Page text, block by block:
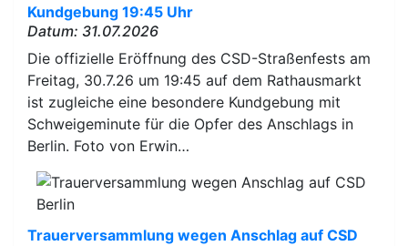
Kundgebung 19:45 Uhr
Datum: 31.07.2026
Die offizielle Eröffnung des CSD-Straßenfests am
Freitag, 30.7.26 um 19:45 auf dem Rathausmarkt
ist zugleiche eine besondere Kundgebung mit
Schweigeminute für die Opfer des Anschlags in
Berlin. Foto von Erwin…
Trauerversammlung wegen Anschlag auf CSD